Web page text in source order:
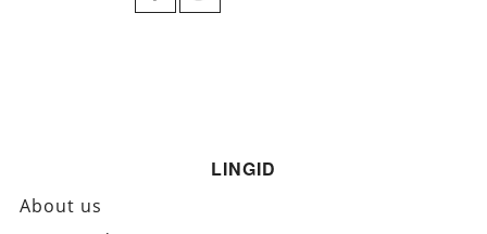
LINGID
About us